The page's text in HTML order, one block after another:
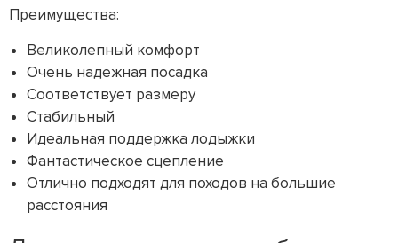
Преимущества:
Великолепный комфорт
Очень надежная посадка
Соответствует размеру
Стабильный
Идеальная поддержка лодыжки
Фантастическое сцепление
Отлично подходят для походов на большие
расстояния